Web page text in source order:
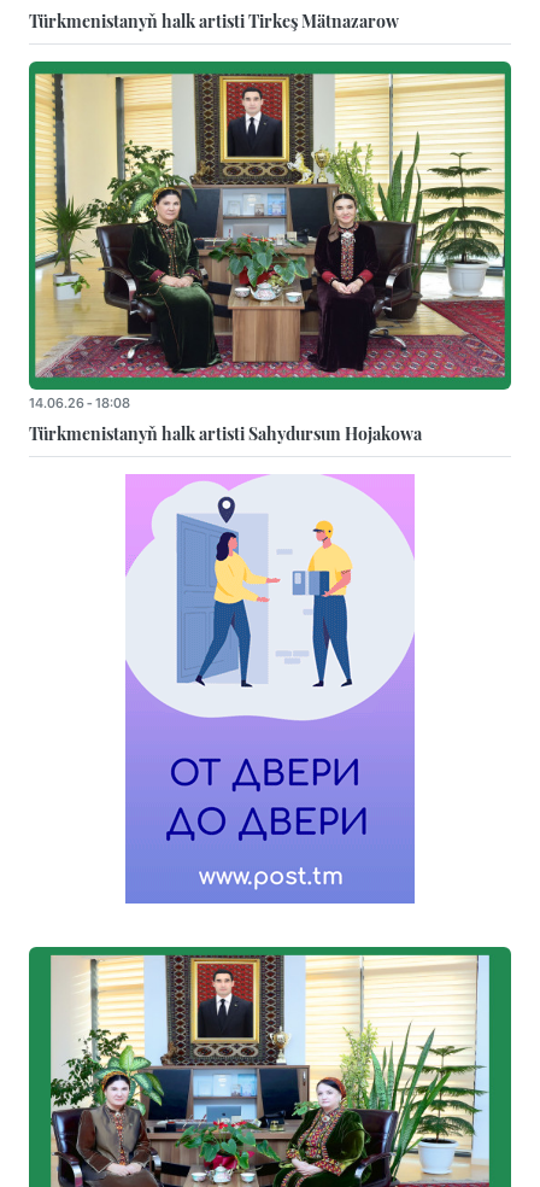
Türkmenistanyň halk artisti Tirkeş Mätnazarow
14.06.26 - 18:08
Türkmenistanyň halk artisti Sahydursun Hojakowa